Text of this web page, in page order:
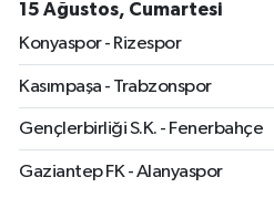
15 Ağustos, Cumartesi
Konyaspor - Rizespor
Kasımpaşa - Trabzonspor
Gençlerbirliği S.K. - Fenerbahçe
Gaziantep FK - Alanyaspor